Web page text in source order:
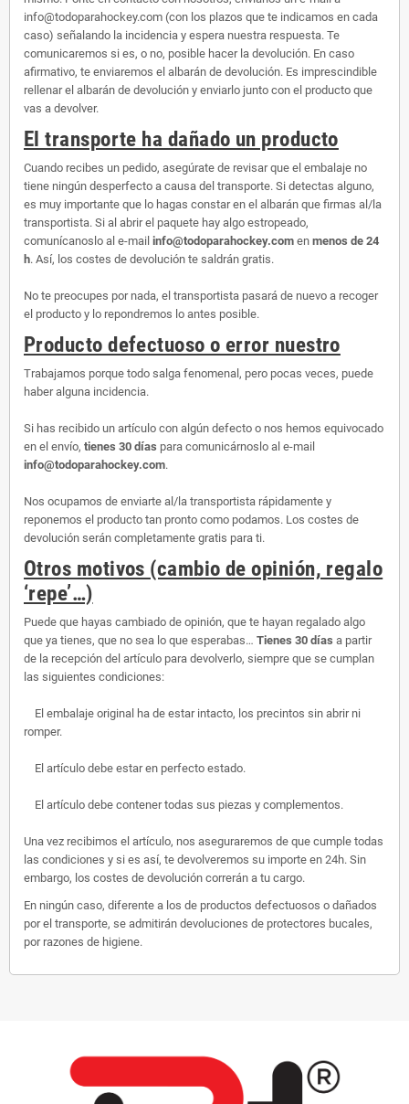
info@todoparahockey.com (con los plazos que te indicamos en cada
caso) señalando la incidencia y espera nuestra respuesta. Te
comunicaremos si es, o no, posible hacer la devolución. En caso
afirmativo, te enviaremos el albarán de devolución. Es imprescindible
rellenar el albarán de devolución y enviarlo junto con el producto que
vas a devolver.
El transporte ha dañado un producto
Cuando recibes un pedido, asegúrate de revisar que el embalaje no
tiene ningún desperfecto a causa del transporte. Si detectas alguno,
es muy importante que lo hagas constar en el albarán que firmas al/la
transportista. Si al abrir el paquete hay algo estropeado,
comunícanoslo al e-mail info@todoparahockey.com en menos de 24
h. Así, los costes de devolución te saldrán gratis.
No te preocupes por nada, el transportista pasará de nuevo a recoger
el producto y lo repondremos lo antes posible.
Producto defectuoso o error nuestro
Trabajamos porque todo salga fenomenal, pero pocas veces, puede
haber alguna incidencia.
Si has recibido un artículo con algún defecto o nos hemos equivocado
en el envío, tienes 30 días para comunicárnoslo al e-mail
info@todoparahockey.com.
Nos ocupamos de enviarte al/la transportista rápidamente y
reponemos el producto tan pronto como podamos. Los costes de
devolución serán completamente gratis para ti.
Otros motivos (cambio de opinión, regalo
‘repe’…)
Puede que hayas cambiado de opinión, que te hayan regalado algo
que ya tienes, que no sea lo que esperabas… Tienes 30 días a partir
de la recepción del artículo para devolverlo, siempre que se cumplan
las siguientes condiciones:
El embalaje original ha de estar intacto, los precintos sin abrir ni
romper.
El artículo debe estar en perfecto estado.
El artículo debe contener todas sus piezas y complementos.
Una vez recibimos el artículo, nos aseguraremos de que cumple todas
las condiciones y si es así, te devolveremos su importe en 24h. Sin
embargo, los costes de devolución correrán a tu cargo.
En ningún caso, diferente a los de productos defectuosos o dañados
por el transporte, se admitirán devoluciones de protectores bucales,
por razones de higiene.